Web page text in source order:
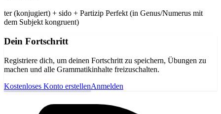
ter (konjugiert) + sido + Partizip Perfekt (in Genus/Numerus mit
dem Subjekt kongruent)
Dein Fortschritt
Registriere dich, um deinen Fortschritt zu speichern, Übungen zu
machen und alle Grammatikinhalte freizuschalten.
Kostenloses Konto erstellenAnmelden